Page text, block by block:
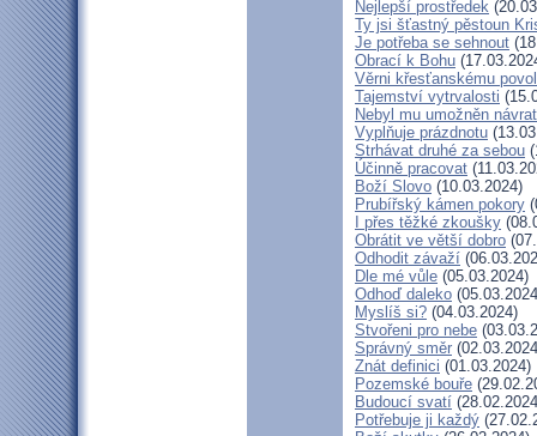
Nejlepší prostředek
Ty jsi šťastný pěstoun
Je potřeba se sehnout
Obrací k Bohu
Věrni křesťanskému
Tajemství vytrvalosti
Nebyl mu umožněn návrat
Vyplňuje prázdnotu
Strhávat druhé za sebou
Účinně pracovat
Boží Slovo (10.03.2024)
Prubířský kámen pokory
I přes těžké zkoušky
Obrátit ve větší dobro
Odhodit závaží
Dle mé vůle (05.03.2024)
Odhoď daleko
Myslíš si? (04.03.2024)
Stvořeni pro nebe
Správný směr
Znát definici (01.03.2024)
Pozemské bouře
Budoucí svatí
Potřebuje ji každý